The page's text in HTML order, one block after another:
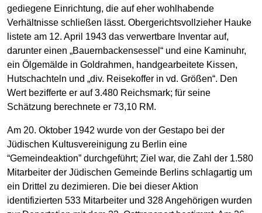
gediegene Einrichtung, die auf eher wohlhabende
Verhältnisse schließen lässt. Obergerichtsvollzieher Hauke
listete am 12. April 1943 das verwertbare Inventar auf,
darunter einen „Bauernbackensessel“ und eine Kaminuhr,
ein Ölgemälde in Goldrahmen, handgearbeitete Kissen,
Hutschachteln und „div. Reisekoffer in vd. Größen“. Den
Wert bezifferte er auf 3.480 Reichsmark; für seine
Schätzung berechnete er 73,10 RM.
Am 20. Oktober 1942 wurde von der Gestapo bei der
Jüdischen Kultusvereinigung zu Berlin eine
“Gemeindeaktion” durchgeführt; Ziel war, die Zahl der 1.580
Mitarbeiter der Jüdischen Gemeinde Berlins schlagartig um
ein Drittel zu dezimieren. Die bei dieser Aktion
identifizierten 533 Mitarbeiter und 328 Angehörigen wurden